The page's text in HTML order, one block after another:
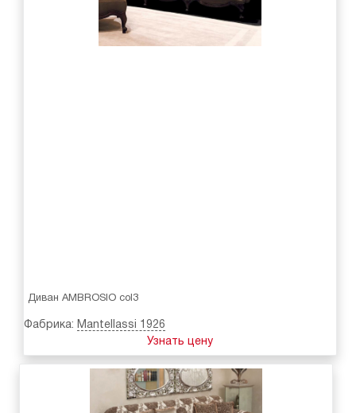
Диван AMBROSIO col3
Фабрика: Mantellassi 1926
Узнать цену